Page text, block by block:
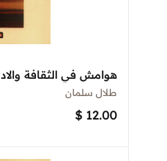
هوامش في الثقافة
طلال سلمان
$ 12.00